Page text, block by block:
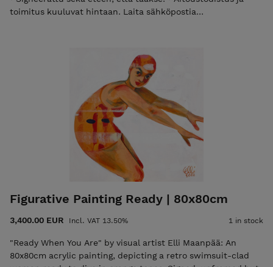
toimitus kuuluvat hintaan. Laita sähköpostia
depicting a self-assured woman. • Unframed but ready to
Authenticity and shipping are included in the price. Please
email elli@ellimaanpaa.com if you would prefer to pick up
the painting from my studio in Meilahti, Helsinki.
Figurative Painting Ready | 80x80cm
3,400.00 EUR Incl. VAT 13.50% 1 in stock
"Ready When You Are" by visual artist Elli Maanpää: An
80x80cm acrylic painting, depicting a retro swimsuit-clad